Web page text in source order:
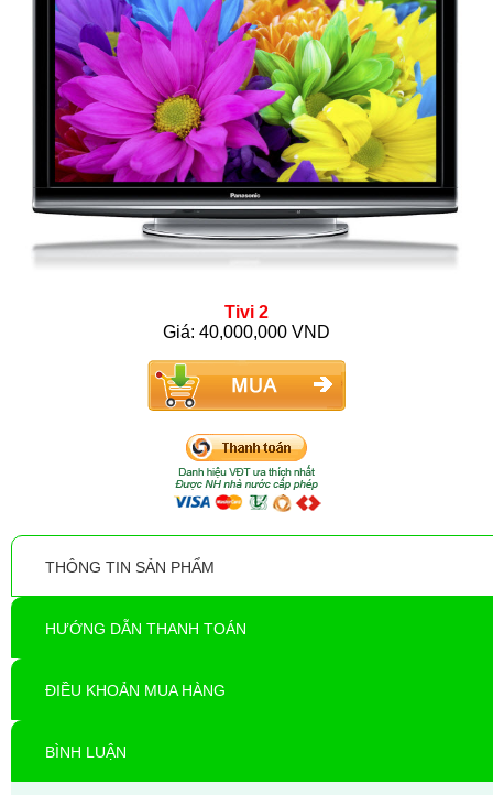
Tivi 2
Giá: 40,000,000 VND
THÔNG TIN SẢN PHẨM
HƯỚNG DẪN THANH TOÁN
ĐIỀU KHOẢN MUA HÀNG
BÌNH LUẬN